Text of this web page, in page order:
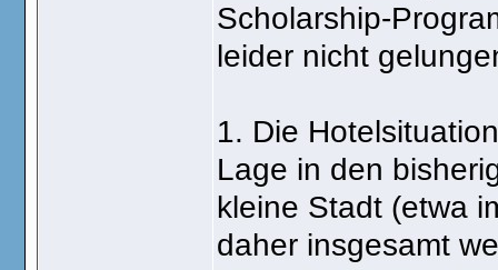
Scholarship-
leider nicht
1. Die
Lage in den
kleine Stadt (etwa
daher insgesamt